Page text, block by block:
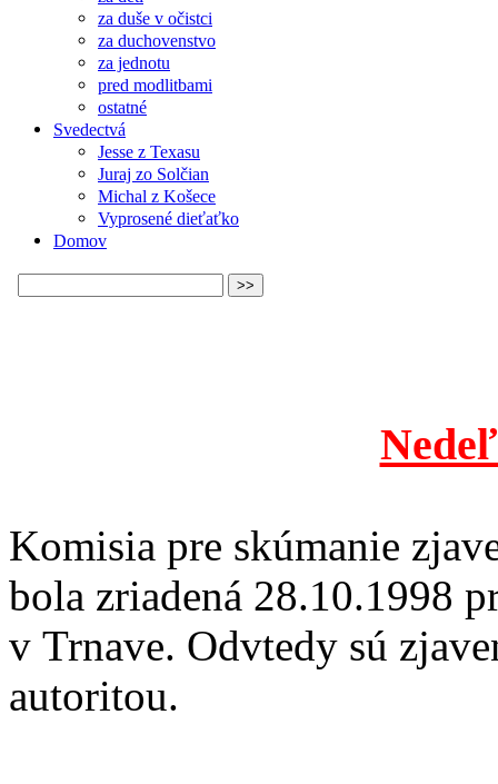
za duše v očistci
za duchovenstvo
za jednotu
pred modlitbami
ostatné
Svedectvá
Jesse z Texasu
Juraj zo Solčian
Michal z Košece
Vyprosené dieťaťko
Domov
Komisia pre skúmanie
bola zriadená 28.10.1998
v Trnave. Odvtedy sú
autoritou.